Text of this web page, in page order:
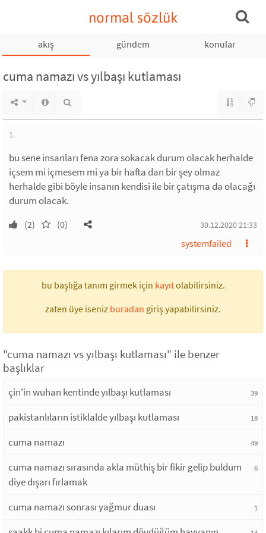
normal sözlük
akış gündem konular
cuma namazı vs yılbaşı kutlaması
1.
bu sene insanları fena zora sokacak durum olacak herhalde
içsem mi içmesem mi ya bir hafta dan bir şey olmaz
herhalde gibi böyle insanın kendisi ile bir çatışma da olacağı
durum olacak.
(2) (0) 30.12.2020 21:33
systemfailed
bu başlığa tanım girmek için kayıtolabilirsiniz.
zaten üye iseniz buradan giriş yapabilirsiniz.
"cuma namazı vs yılbaşı kutlaması" ile benzer
başlıklar
çin'in wuhan kentinde yılbaşı kutlaması 39
pakistanlıların istiklalde yılbaşı kutlaması 18
cuma namazı 49
cuma namazı sırasında akla müthiş bir fikir gelip buldum
diye dışarı fırlamak
6
cuma namazı sonrası yağmur duası 1